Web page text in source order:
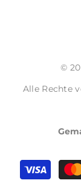
©
Alle Rechte